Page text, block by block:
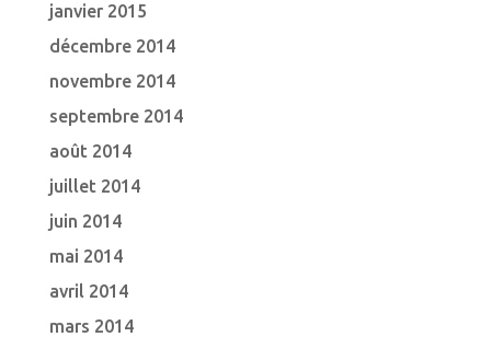
janvier 2015
décembre 2014
novembre 2014
septembre 2014
août 2014
juillet 2014
juin 2014
mai 2014
avril 2014
mars 2014